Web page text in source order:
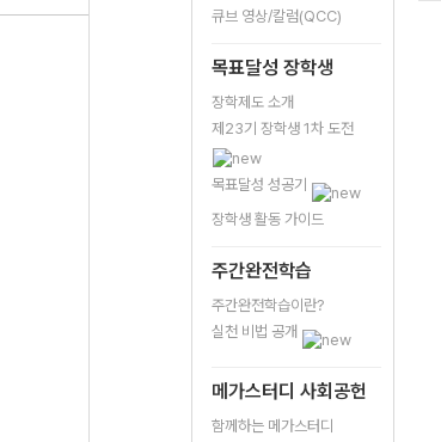
큐브 영상/칼럼(QCC)
목표달성 장학생
장학제도 소개
제23기 장학생 1차 도전
목표달성 성공기
장학생 활동 가이드
주간완전학습
주간완전학습이란?
실천 비법 공개
메가스터디 사회공헌
함께하는 메가스터디